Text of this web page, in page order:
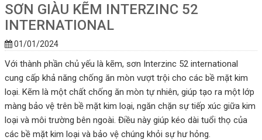
SƠN GIÀU KẼM INTERZINC 52
INTERNATIONAL
01/01/2024
Với thành phần chủ yếu là kẽm, sơn Interzinc 52 international
cung cấp khả năng chống ăn mòn vượt trội cho các bề mặt kim
loại. Kẽm là một chất chống ăn mòn tự nhiên, giúp tạo ra một lớp
màng bảo vệ trên bề mặt kim loại, ngăn chặn sự tiếp xúc giữa kim
loại và môi trường bên ngoài. Điều này giúp kéo dài tuổi thọ của
các bề mặt kim loại và bảo vệ chúng khỏi sự hư hỏng.